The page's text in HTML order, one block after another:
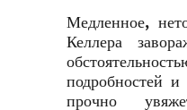
Медленное,
Келлера
подробностей
прочно